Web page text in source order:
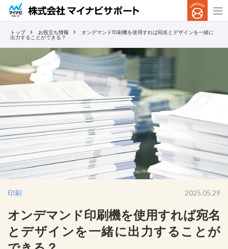
トップ お役立ち情報
オンデマンド印刷機を使用すれば宛名とデザインを一緒に
出力することができる？
印刷 2025.05.29
オンデマンド印刷機を使用すれば宛名
とデザインを一緒に出力することが